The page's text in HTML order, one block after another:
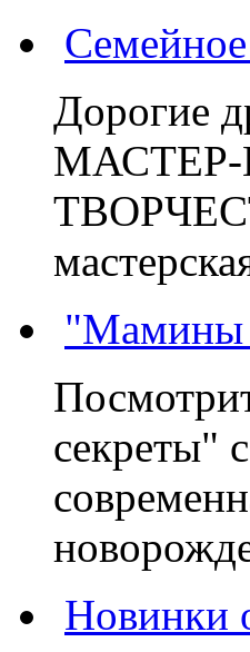
Дорогие
"Мамины
секреты"
Новинки